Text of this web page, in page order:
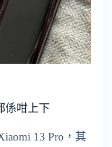
係咁上下
13 Pro，其